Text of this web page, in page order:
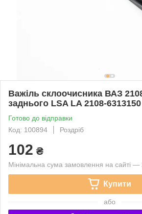
Важіль склоочисника ВАЗ
заднього LSA LA 2108-6313150
Готово до відправки
Код: 100894
Роздріб
102 ₴
Мінімальна сума замовлення на сайті —
Купити
або